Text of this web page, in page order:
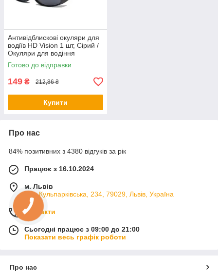
Антивідблискові окуляри для
водіїв HD Vision 1 шт, Сірий /
Окуляри для водіння
Готово до відправки
149 ₴ 212,86 ₴
Купити
Про нас
84% позитивних з 4380 відгуків за рік
Працює з 16.10.2024
м. Львів
вул. Кульпарківська, 234, 79029, Львів, Україна
Контакти
Сьогодні працює з 09:00 до 21:00
Показати весь графік роботи
Про нас